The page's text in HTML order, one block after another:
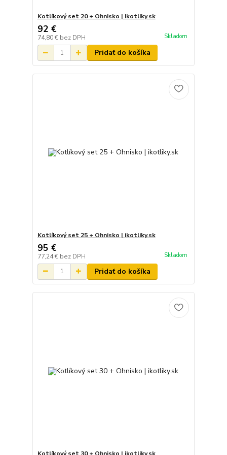
Kotlíkový set 20 + Ohnisko | ikotliky.sk
92 €
74,80 € bez DPH Skladom
Pridať do košíka
Kotlíkový set 25 + Ohnisko | ikotliky.sk
95 €
77,24 € bez DPH Skladom
Pridať do košíka